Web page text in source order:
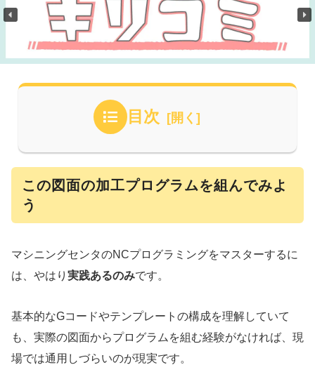
目次
この図面の加工プログラムを組んでみよ
う
マシニングセンタのNCプログラミングをマスターするに
は、やはり 実践あるのみです。
基本的なGコードやテンプレートの構成を理解していて
も、実際の図面からプログラムを組む経験がなければ、現
場では通用しづらいのが現実です。